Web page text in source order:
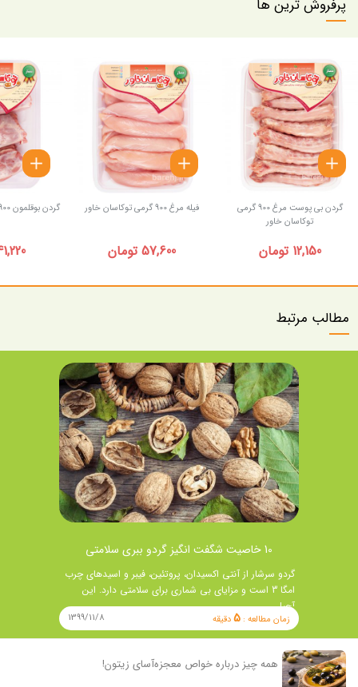
پرفروش ترین ها
گردن بی پوست مرغ 900 گرمی
توکاسان خاور
12,150 تومان
فیله مرغ 900 گرمی توکاسان خاور
57,600 تومان
گردن بوقلمون 900 گرمی توکاسان خاور
41,220
مطالب مرتبط
10 خاصیت شگفت انگیز گردو ببری سلامتی
گردو سرشار از آنتی اکسیدان، پروتئین، فیبر و اسیدهای چرب
امگا 3 است و مزایای بی شماری برای سلامتی دارد. این
آجیل …
زمان مطالعه : 5دقیقه 1399/11/8
همه چیز درباره خواص معجزه‌آسای زیتون!